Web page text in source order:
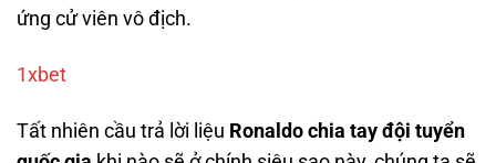
ứng cử viên vô địch.
1xbet
Tất nhiên cầu trả lời liệu Ronaldo chia tay đội tuyển